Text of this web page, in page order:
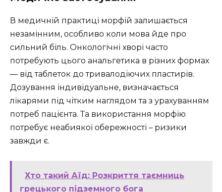
В медичній практиці морфій залишається
незамінним, особливо коли мова йде про
сильний біль. Онкологічні хворі часто
потребують цього анальгетика в різних формах
— від таблеток до тривалодіючих пластирів.
Дозування індивідуальне, визначається
лікарями під чітким наглядом та з урахуванням
потреб пацієнта. Та використання морфію
потребує неабиякої обережності – ризики
завжди є.
Хто такий Аїд: Розкриття таємниць
грецького підземного бога